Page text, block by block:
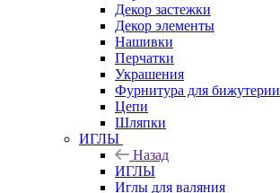
Декор застежки
Декор элементы
Нашивки
Перчатки
Украшения
Фурнитура для бижутерии
Цепи
Шляпки
ИГЛЫ
Назад
ИГЛЫ
Иглы для валяния